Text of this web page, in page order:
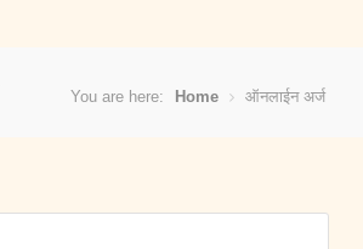
You are here: Home ऑनलाईन अर्ज